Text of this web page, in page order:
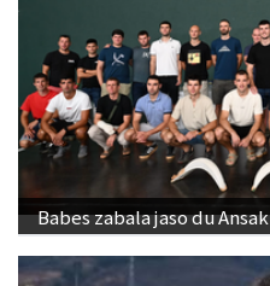
Babes zabala jaso du Ansak